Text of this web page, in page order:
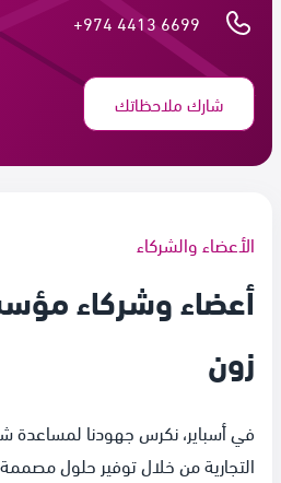
+974 4413 6699
شارك ملاحظاتك
الأعضاء والشركاء
أعضاء وشركاء
زون
في أسباير، نكرس جهودنا لمساعدة
التجارية من خلال توفير حلول